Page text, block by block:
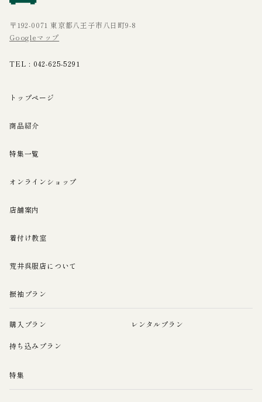
〒192-0071 東京都八王子市八日町9-8
Googleマップ
TEL : 042-625-5291
トップページ
商品紹介
特集一覧
オンラインショップ
店舗案内
着付け教室
荒井呉服店について
振袖プラン
購入プラン レンタルプラン
持ち込みプラン
特集